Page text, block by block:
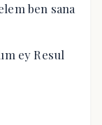
ben sana
ey Resul